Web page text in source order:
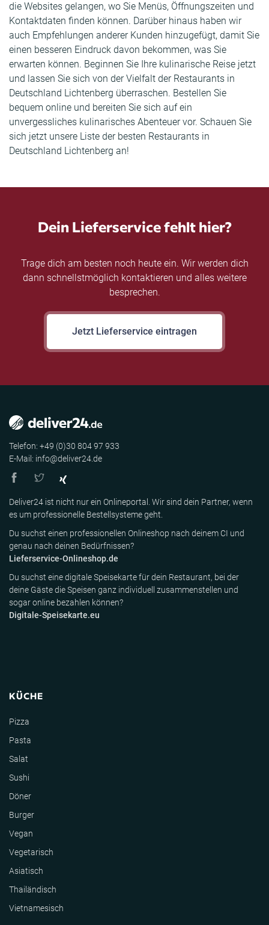
die Websites gelangen, wo Sie Menüs, Öffnungszeiten und
Kontaktdaten finden können. Darüber hinaus haben wir
auch Empfehlungen anderer Kunden hinzugefügt, damit Sie
einen besseren Eindruck davon bekommen, was Sie
erwarten können. Beginnen Sie Ihre kulinarische Reise jetzt
und lassen Sie sich von der Vielfalt der Restaurants in
Deutschland Lichtenberg überraschen. Bestellen Sie
bequem online und bereiten Sie sich auf ein
unvergessliches kulinarisches Abenteuer vor. Schauen Sie
sich jetzt unsere Liste der besten Restaurants in
Deutschland Lichtenberg an!
Dein Lieferservice fehlt hier?
Trage dich am besten noch heute ein. Wir werden dich
dann schnellstmöglich kontaktieren und alles weitere
besprechen.
Jetzt Lieferservice eintragen
Telefon: +49 (0)30 804 97 933
E-Mail: info@deliver24.de
Deliver24 ist nicht nur ein Onlineportal. Wir sind dein Partner, wenn
es um professionelle Bestellsysteme geht.
Du suchst einen professionellen Onlineshop nach deinem CI und
genau nach deinen Bedürfnissen?
Lieferservice-Onlineshop.de
Du suchst eine digitale Speisekarte für dein Restaurant, bei der
deine Gäste die Speisen ganz individuell zusammenstellen und
sogar online bezahlen können?
Digitale-Speisekarte.eu
KÜCHE
Pizza
Pasta
Salat
Sushi
Döner
Burger
Vegan
Vegetarisch
Asiatisch
Thailändisch
Vietnamesisch